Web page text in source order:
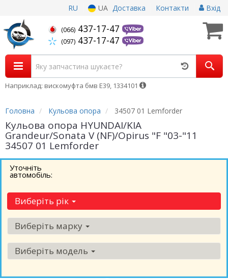
RU UA Доставка Контакти Вхід
(066) 437-17-47
(097) 437-17-47
Наприклад: вискомуфта бмв Е39, 1334101
Головна Кульова опора 34507 01 Lemforder
Кульова опора HYUNDAI/KIA
Grandeur/Sonata V (NF)/Opirus "F "03-"11
34507 01 Lemforder
Уточніть
автомобіль:
Виберіть рік
Виберіть марку
Виберіть модель